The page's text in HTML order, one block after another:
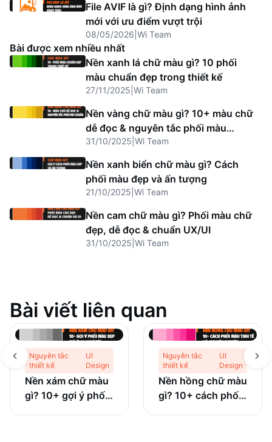
File AVIF là gì? Định dạng hình ảnh
mới với ưu điểm vượt trội
08/05/2026 Wi Team
Bài được xem nhiều nhất
Nền xanh lá chữ màu gì? 10 phối
màu chuẩn đẹp trong thiết kế
27/11/2025 Wi Team
Nền vàng chữ màu gì? 10+ màu chữ
dễ đọc & nguyên tắc phối màu
chuẩn
31/10/2025 Wi Team
Nền xanh biển chữ màu gì? Cách
phối màu đẹp và ấn tượng
21/10/2025 Wi Team
Nền cam chữ màu gì? Phối màu chữ
đẹp, dễ đọc & chuẩn UX/UI
31/10/2025 Wi Team
Bài viết liên quan
Nguyên tắc
thiết kế
UI
Design
Nền xám chữ màu
gì? 10+ gợi ý phối
Nguyên tắc
thiết kế
UI
Design
Nền hồng chữ màu
gì? 10+ cách phối